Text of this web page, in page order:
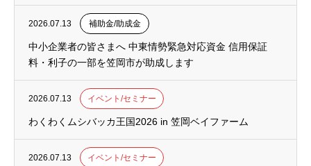
2026.07.13 補助金/助成金
中小企業者の皆さまへ 中東情勢緊急対応資金 信用保証
料・利子の一部を笠岡市が助成します
2026.07.13 イベント/セミナー
わくわくムシバッカ王国2026 in 笠岡ベイファーム
2026.07.13 イベント/セミナー